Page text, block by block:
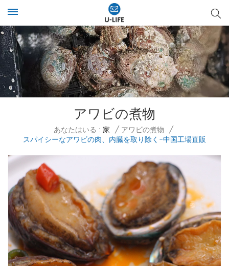
アワビの煮物
あなたはいる : 家 / アワビの煮物 /
スパイシーなアワビの肉、内臓を取り除く-中国工場直販